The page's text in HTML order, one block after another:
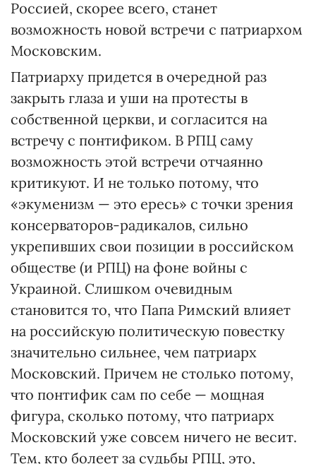
Россией, скорее всего, станет
возможность новой встречи с патриархом
Московским.
Патриарху придется в очередной раз
закрыть глаза и уши на протесты в
собственной церкви, и согласится на
встречу с понтификом. В РПЦ саму
возможность этой встречи отчаянно
критикуют. И не только потому, что
«экуменизм — это ересь» с точки зрения
консерваторов-радикалов, сильно
укрепивших свои позиции в российском
обществе (и РПЦ) на фоне войны с
Украиной. Слишком очевидным
становится то, что Папа Римский влияет
на российскую политическую повестку
значительно сильнее, чем патриарх
Московский. Причем не столько потому,
что понтифик сам по себе — мощная
фигура, сколько потому, что патриарх
Московский уже совсем ничего не весит.
Тем, кто болеет за судьбы РПЦ, это,